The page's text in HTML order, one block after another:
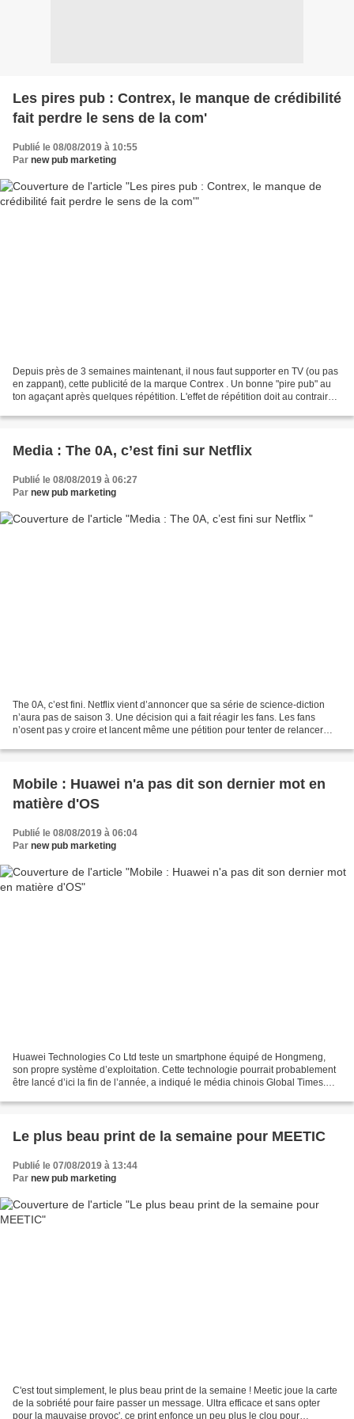
Les pires pub : Contrex, le manque de crédibilité
fait perdre le sens de la com'
Publié le 08/08/2019 à 10:55
Par new pub marketing
Depuis près de 3 semaines maintenant, il nous faut supporter en TV (ou pas
en zappant), cette publicité de la marque Contrex . Un bonne "pire pub" au
ton agaçant après quelques répétition. L'effet de répétition doit au contraire
Media : The 0A, c’est fini sur Netflix
Publié le 08/08/2019 à 06:27
Par new pub marketing
The 0A, c’est fini. Netflix vient d’annoncer que sa série de science-diction
n’aura pas de saison 3. Une décision qui a fait réagir les fans. Les fans
n’osent pas y croire et lancent même une pétition pour tenter de relancer
Mobile : Huawei n'a pas dit son dernier mot en
matière d'OS
Publié le 08/08/2019 à 06:04
Par new pub marketing
Huawei Technologies Co Ltd teste un smartphone équipé de Hongmeng,
son propre système d’exploitation. Cette technologie pourrait probablement
être lancé d’ici la fin de l’année, a indiqué le média chinois Global Times.
Le plus beau print de la semaine pour MEETIC
Publié le 07/08/2019 à 13:44
Par new pub marketing
C'est tout simplement, le plus beau print de la semaine ! Meetic joue la carte
de la sobriété pour faire passer un message. Ultra efficace et sans opter
pour la mauvaise provoc', ce print enfonce un peu plus le clou pour